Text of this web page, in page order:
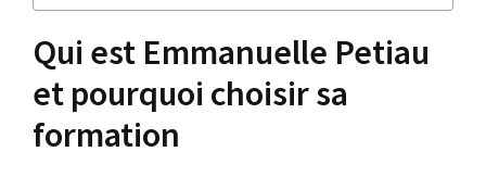
Qui est Emmanuelle Petiau
et pourquoi choisir sa
formation